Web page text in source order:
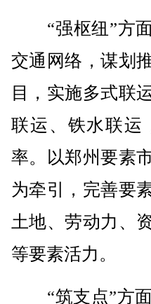
“强枢纽”方面
交通网络，谋划
目，实施多式联
联运、铁水联运
率。以郑州要素
为牵引，完善要
土地、劳动力、
等要素活力。
“筑支点”方面